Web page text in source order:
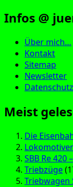
Infos @
Über mich…
Kontakt
Sitemap
Newsletter
Meist
Die
SBB Re 420
Triebzüge
Triebwagen